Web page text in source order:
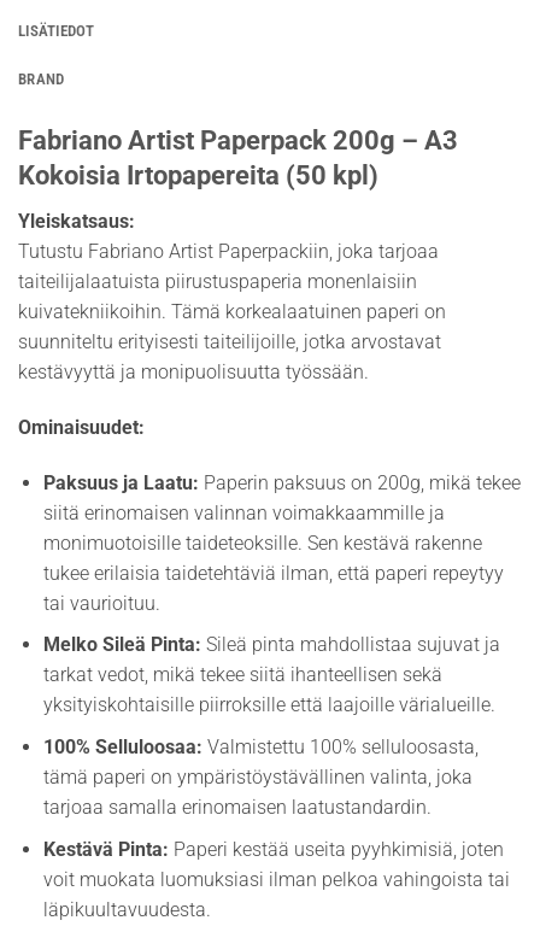
LISÄTIEDOT
BRAND
Fabriano Artist Paperpack 200g – A3
Kokoisia Irtopapereita (50 kpl)
Yleiskatsaus:
Tutustu Fabriano Artist Paperpackiin, joka tarjoaa
taiteilijalaatuista piirustuspaperia monenlaisiin
kuivatekniikoihin. Tämä korkealaatuinen paperi on
suunniteltu erityisesti taiteilijoille, jotka arvostavat
kestävyyttä ja monipuolisuutta työssään.
Ominaisuudet:
Paksuus ja Laatu: Paperin paksuus on 200g, mikä tekee
siitä erinomaisen valinnan voimakkaammille ja
monimuotoisille taideteoksille. Sen kestävä rakenne
tukee erilaisia taidetehtäviä ilman, että paperi repeytyy
tai vaurioituu.
Melko Sileä Pinta: Sileä pinta mahdollistaa sujuvat ja
tarkat vedot, mikä tekee siitä ihanteellisen sekä
yksityiskohtaisille piirroksille että laajoille värialueille.
100% Selluloosaa: Valmistettu 100% selluloosasta,
tämä paperi on ympäristöystävällinen valinta, joka
tarjoaa samalla erinomaisen laatustandardin.
Kestävä Pinta: Paperi kestää useita pyyhkimisiä, joten
voit muokata luomuksiasi ilman pelkoa vahingoista tai
läpikuultavuudesta.